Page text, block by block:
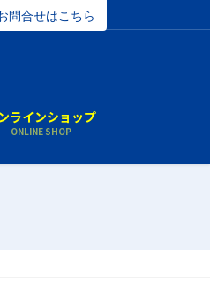
問合せはこちら
ラインショップ
ONLINE SHOP